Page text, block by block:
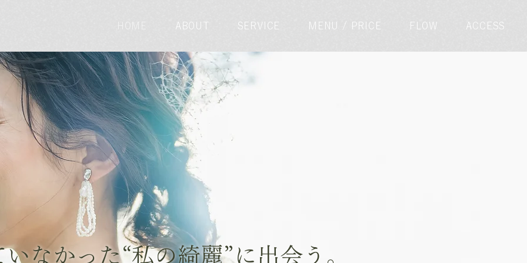
ABOUT SERVICE MENU / PRICE FLOW ACCESS
なかった“私の綺麗”に出会う。